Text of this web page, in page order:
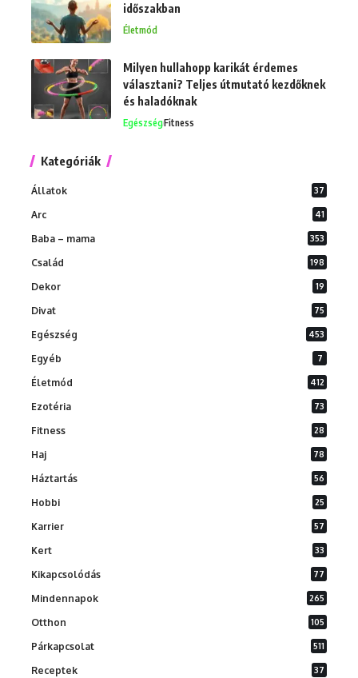
időszakban
Életmód
Milyen hullahopp karikát érdemes
választani? Teljes útmutató kezdőknek
és haladóknak
EgészségFitness
Kategóriák
Állatok 37
Arc 41
Baba – mama 353
Család 198
Dekor 19
Divat 75
Egészség 453
Egyéb 7
Életmód 412
Ezotéria 73
Fitness 28
Haj 78
Háztartás 56
Hobbi 25
Karrier 57
Kert 33
Kikapcsolódás 77
Mindennapok 265
Otthon 105
Párkapcsolat 511
Receptek 37